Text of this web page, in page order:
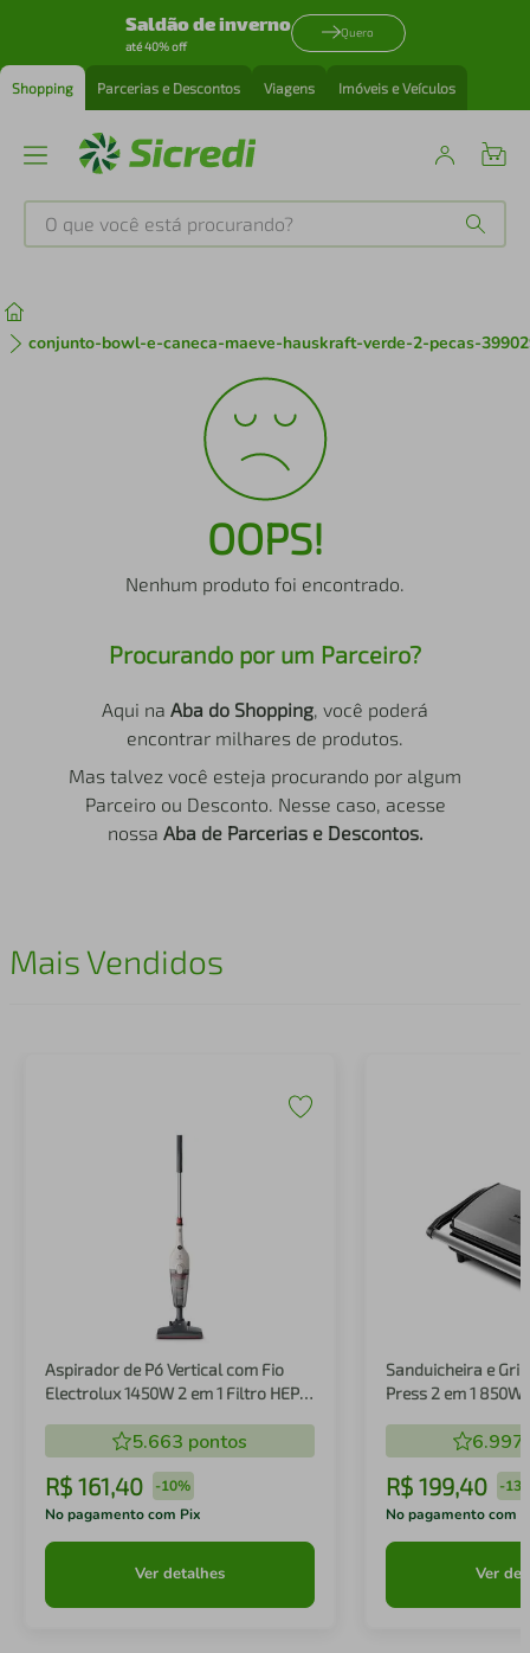
Saldão de inverno
até 40% off
Quero
Shopping Parcerias e Descontos Viagens Imóveis e Veículos
O que você está procurando?
conjunto-bowl-e-caneca-maeve-hauskraft-verde-2-pecas-
OOPS!
Nenhum produto foi encontrado.
Procurando por um Parceiro?
Aqui na Aba do Shopping, você poderá
encontrar milhares de produtos.
Mas talvez você esteja procurando por algum
Parceiro ou Desconto. Nesse caso, acesse
nossa Aba de Parcerias e Descontos.
Mais Vendidos
Aspirador de Pó Vertical com Fio
Electrolux 1450W 2 em 1 Filtro HEPA
5.663 pontos
R$ 161,40 -10%
No pagamento com Pix
Ver detalhes
Sanduicheira e
Press 2 em 1 850W
6.997
R$ 199,40 -
No pagamento com
Ver
tenis
iphone